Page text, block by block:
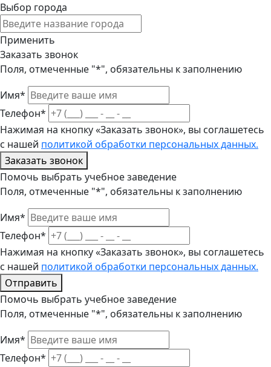
Выбор города
Применить
Заказать звонок
Поля, отмеченные "*", обязательны к заполнению
Имя*
Телефон*
Нажимая на кнопку «Заказать звонок», вы соглашетесь
с нашей политикой обработки персональных данных.
Заказать звонок
Помочь выбрать учебное заведение
Поля, отмеченные "*", обязательны к заполнению
Имя*
Телефон*
Нажимая на кнопку «Заказать звонок», вы соглашетесь
с нашей политикой обработки персональных данных.
Отправить
Помочь выбрать учебное заведение
Поля, отмеченные "*", обязательны к заполнению
Имя*
Телефон*